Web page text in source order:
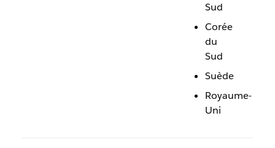
Sud
Corée
du
Sud
Suède
Royaume-
Uni